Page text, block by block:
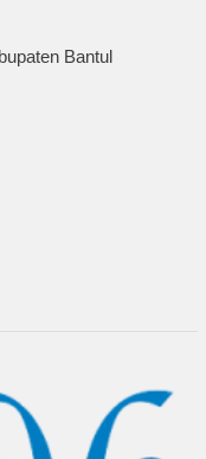
Bantul